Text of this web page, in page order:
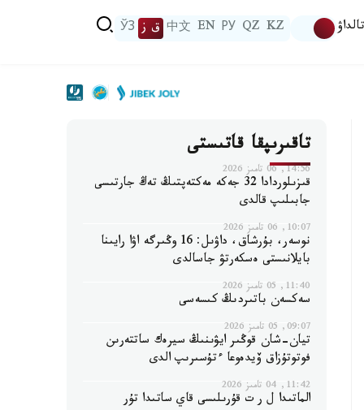
تالداۋ KZ
QZ
РУ
EN
中文 ق ز ЎЗ
تاقىرىپقا قاتىستى
14:56, 06 تامىز 2026
قىزىلوردادا 32 جەكە مەكتەپتىڭ تەڭ جارتىسى
جابىلىپ قالدى
10:07, 06 تامىز 2026
نوسەر، بۇرشاق، داۋىل: 16 وڭىرگە اۋا رايىنا
بايلانىستى ەسكەرتۋ جاسالدى
11:40, 05 تامىز 2026
سەكسەن باتىردىڭ كىسەسى
09:07, 05 تامىز 2026
تيان-شان قوڭىر ايۋىنىڭ سيرەك ساتتەرىن
فوتوتۇزاق ۆيدەوعا ءتۇسىرىپ الدى
11:42, 04 تامىز 2026
الماتىدا ل ر ت قۇرىلىسى قاي ساتىدا تۇر